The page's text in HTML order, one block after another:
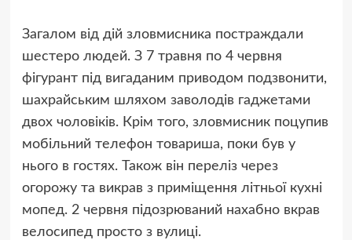
Загалом від дій зловмисника постраждали
шестеро людей. З 7 травня по 4 червня
фігурант під вигаданим приводом подзвонити,
шахрайським шляхом заволодів гаджетами
двох чоловіків. Крім того, зловмисник поцупив
мобільний телефон товариша, поки був у
нього в гостях. Також він переліз через
огорожу та викрав з приміщення літньої кухні
мопед. 2 червня підозрюваний нахабно вкрав
велосипед просто з вулиці.